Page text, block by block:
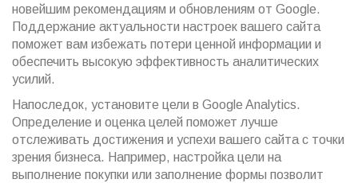
новейшим рекомендациям и обновлениям от Google.
Поддержание актуальности настроек вашего сайта
поможет вам избежать потери ценной информации и
обеспечить высокую эффективность аналитических
усилий.
Напоследок, установите цели в Google Analytics.
Определение и оценка целей поможет лучше
отслеживать достижения и успехи вашего сайта с точки
зрения бизнеса. Например, настройка цели на
выполнение покупки или заполнение формы позволит